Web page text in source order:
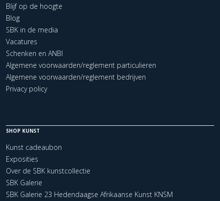
Blijf op de hoogte
Blog
SBK in de media
Vacatures
Schenken en ANBI
Algemene voorwaarden/reglement particulieren
Algemene voorwaarden/reglement bedrijven
Privacy policy
SHOP KUNST
Kunst cadeaubon
Exposities
Over de SBK kunstcollectie
SBK Galerie
SBK Galerie 23 Hedendaagse Afrikaanse Kunst KNSM